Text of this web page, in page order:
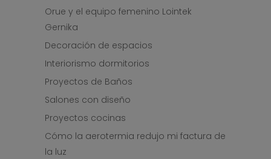
Orue y el equipo femenino Lointek
Gernika
Decoración de espacios
Interiorismo dormitorios
Proyectos de Baños
Salones con diseño
Proyectos cocinas
Cómo la aerotermia redujo mi factura de
la luz